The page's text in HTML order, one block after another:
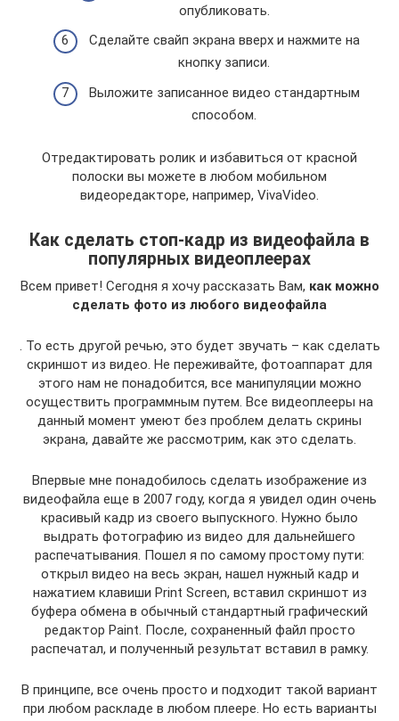
опубликовать.
Сделайте свайп экрана вверх и нажмите на
кнопку записи.
Выложите записанное видео стандартным
способом.
Отредактировать ролик и избавиться от красной
полоски вы можете в любом мобильном
видеоредакторе, например, VivaVideo.
Как сделать стоп-кадр из видеофайла в
популярных видеоплеерах
Всем привет! Сегодня я хочу рассказать Вам, как можно
сделать фото из любого видеофайла
. То есть другой речью, это будет звучать – как сделать
скриншот из видео. Не переживайте, фотоаппарат для
этого нам не понадобится, все манипуляции можно
осуществить программным путем. Все видеоплееры на
данный момент умеют без проблем делать скрины
экрана, давайте же рассмотрим, как это сделать.
Впервые мне понадобилось сделать изображение из
видеофайла еще в 2007 году, когда я увидел один очень
красивый кадр из своего выпускного. Нужно было
выдрать фотографию из видео для дальнейшего
распечатывания. Пошел я по самому простому пути:
открыл видео на весь экран, нашел нужный кадр и
нажатием клавиши Print Screen, вставил скриншот из
буфера обмена в обычный стандартный графический
редактор Paint. После, сохраненный файл просто
распечатал, и полученный результат вставил в рамку.
В принципе, все очень просто и подходит такой вариант
при любом раскладе в любом плеере. Но есть варианты